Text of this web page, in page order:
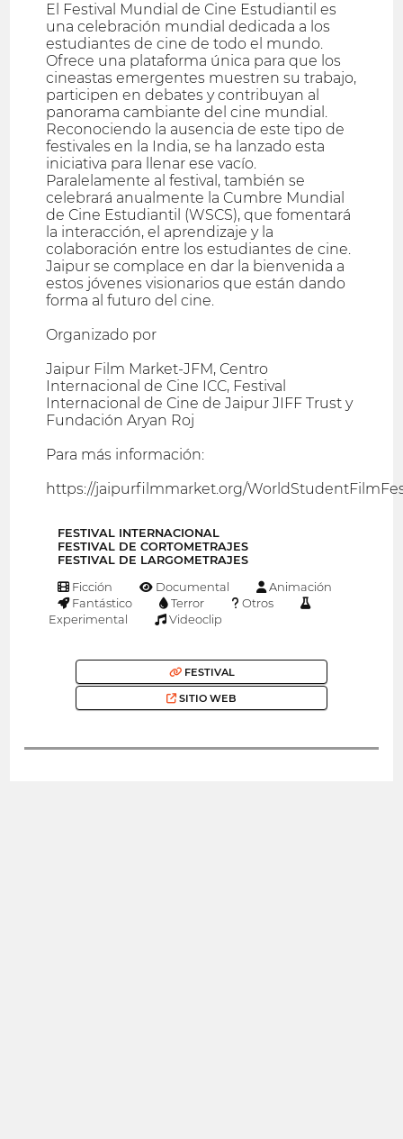
El Festival Mundial de Cine Estudiantil es
una celebración mundial dedicada a los
estudiantes de cine de todo el mundo.
Ofrece una plataforma única para que los
cineastas emergentes muestren su trabajo,
participen en debates y contribuyan al
panorama cambiante del cine mundial.
Reconociendo la ausencia de este tipo de
festivales en la India, se ha lanzado esta
iniciativa para llenar ese vacío.
Paralelamente al festival, también se
celebrará anualmente la Cumbre Mundial
de Cine Estudiantil (WSCS), que fomentará
la interacción, el aprendizaje y la
colaboración entre los estudiantes de cine.
Jaipur se complace en dar la bienvenida a
estos jóvenes visionarios que están dando
forma al futuro del cine.
Organizado por
Jaipur Film Market-JFM, Centro
Internacional de Cine ICC, Festival
Internacional de Cine de Jaipur JIFF Trust y
Fundación Aryan Roj
Para más información:
https://jaipurfilmmarket.org/
FESTIVAL INTERNACIONAL
FESTIVAL DE CORTOMETRAJES
FESTIVAL DE LARGOMETRAJES
Ficción Documental
Animación
Fantástico
Terror
Otros
Experimental
Videoclip
FESTIVAL
SITIO WEB